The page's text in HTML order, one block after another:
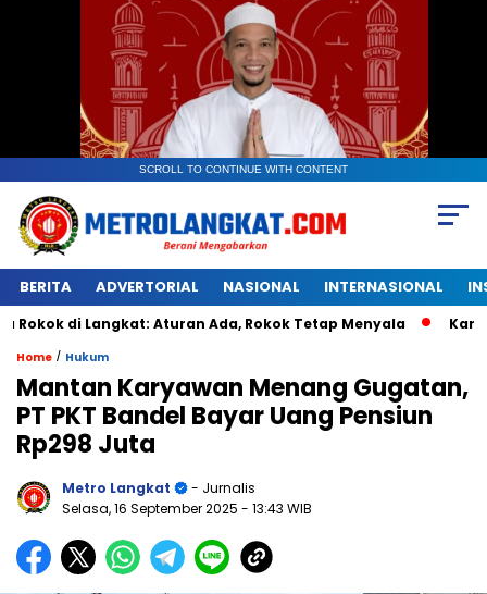
SCROLL TO CONTINUE WITH CONTENT
BERITA ADVERTORIAL NASIONAL INTERNASIONAL
Langkat: Aturan Ada, Rokok Tetap Menyala Kantongan
Home / Hukum
Mantan Karyawan Menang Gugatan,
PT PKT Bandel Bayar Uang Pensiun
Rp298 Juta
Metro Langkat
- Jurnalis
Selasa, 16 September 2025 - 13:43 WIB